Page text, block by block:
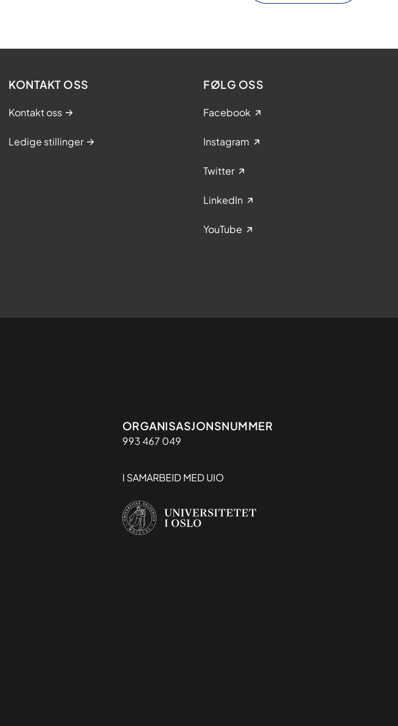
KONTAKT OSS
Kontakt oss
Ledige stillinger
FØLG OSS
Facebook
Instagram
Twitter
LinkedIn
YouTube
Organisasjon
ORGANISASJONSNUMMER
993 467 049
I SAMARBEID MED UIO